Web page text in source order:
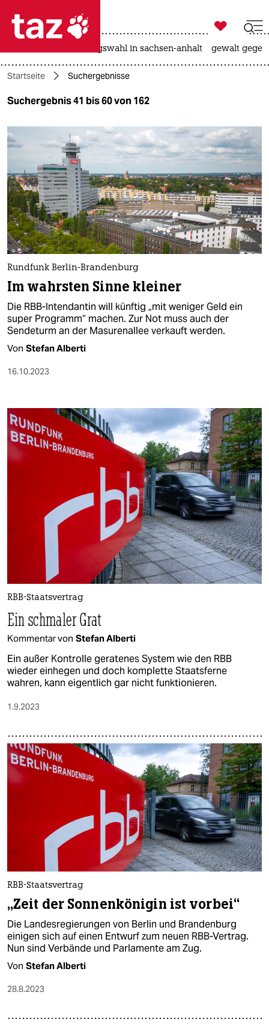
 taz zahl ich
taz zahl ich
themen
politik
öko
gesellschaft
kultur
sport
berlin
wahrheit
verlag
verlag
shop
fragen & hilfe
genossenschaft
epaper login

taz zahl ich
landtagswahl in sachsen-anhalt gewalt
Startseite Suchergebnisse
Suchergebnis 41 bis 60 von 162
Rundfunk Berlin-Brandenburg
Im wahrsten Sinne kleiner
Die RBB-Intendantin will künftig „mit weniger Geld ein
super Programm“ machen. Zur Not muss auch der
Sendeturm an der Masurenallee verkauft werden.
Von Stefan Alberti
16.10.2023
RBB-Staatsvertrag
Ein schmaler Grat
Kommentar von Stefan Alberti
Ein außer Kontrolle geratenes System wie den RBB
wieder einhegen und doch komplette Staatsferne
wahren, kann eigentlich gar nicht funktionieren.
1.9.2023
RBB-Staatsvertrag
„Zeit der Sonnenkönigin ist vorbei“
Die Landesregierungen von Berlin und Brandenburg
einigen sich auf einen Entwurf zum neuen RBB-Vertrag.
Nun sind Verbände und Parlamente am Zug.
Von Stefan Alberti
28.8.2023